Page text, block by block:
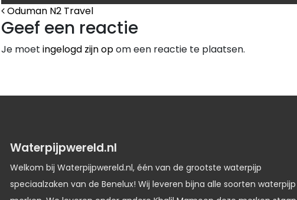
Bericht Navigatie
Oduman N2 Travel
Geef een reactie
Je moet ingelogd zijn opom een reactie te plaatsen.
Waterpijpwereld.nl
Welkom bij Waterpijpwereld.nl, één van de grootste waterpijp
speciaalzaken van de Benelux! Wij leveren bijna alle soorten waterpijp